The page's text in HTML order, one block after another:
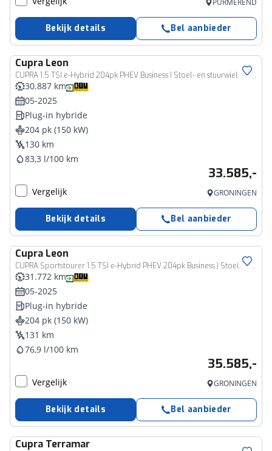
PURMEREND
Bekijk details Bel aanbieder
Cupra Leon
CUPRA 1.5 TSI e-Hybrid 204pk PHEV Business | Stoel- en stuurwiel verwarming | Adapt. Cruise | FACELIFT | 1/2 leer | Fabrieksgarantie t/m 05-2029 |
30.887 km
05-2025
Plug-in hybride
204 pk (150 kW)
130 km
83,3 l/100 km
33.585,-
Vergelijk GRONINGEN
Bekijk details Bel aanbieder
Cupra Leon
CUPRA Sportstourer 1.5 TSI e-Hybrid PHEV 204pk Business | Stoel // stuurwiel verwarming | Adapt. Cruise | Elekt. achterklep | 1/2 leer | Fabrieksgarantie t/m 05-2029 |
31.772 km
05-2025
Plug-in hybride
204 pk (150 kW)
131 km
76,9 l/100 km
35.585,-
Vergelijk GRONINGEN
Bekijk details Bel aanbieder
Cupra Terramar